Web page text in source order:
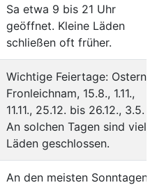
Sa etwa 9 bis 21 Uhr
geöffnet. Kleine Läden
schließen oft früher.
Wichtige Feiertage: Ostern,
Fronleichnam, 15.8., 1.11.,
11.11., 25.12. bis 26.12., 3.5.
An solchen Tagen sind viele
Läden geschlossen.
An den meisten Sonntagen